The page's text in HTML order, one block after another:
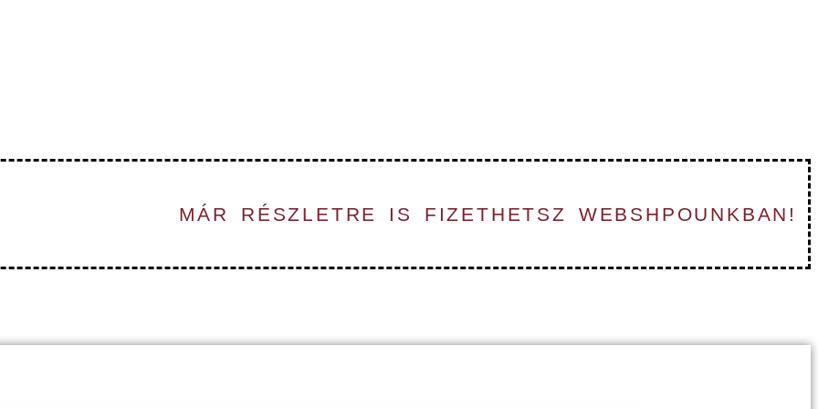
MÁR RÉSZLETRE IS FIZETHETSZ WEBSHPOUNKBAN!